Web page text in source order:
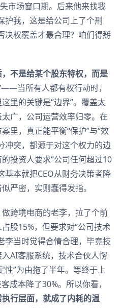
市场窗口期。后来他来找我
护我，这是给公司上了个刑
决权覆盖才最合理？咱们得掰
不是给某个股东特权，而是
——当所有人都有权行动时，
里的关键是“边界”。覆盖太
广，公司运营效率归零。在
里，真正能平衡“保护”与“效
冲突，都源于对这个权力的边
投资人要求“公司任何超过10
基本就把CEO从财务决策者降
严密，实则蠢得发指。
跨境电商的老李，拉了个前
股15%，但要求对“公司技术
李当时觉得合情合理，毕竟技
AI客服系统，技术合伙人愣
性”为由拖了半年。等终于上
成本降了30%。所以你看，
行层面，就成了内耗的温